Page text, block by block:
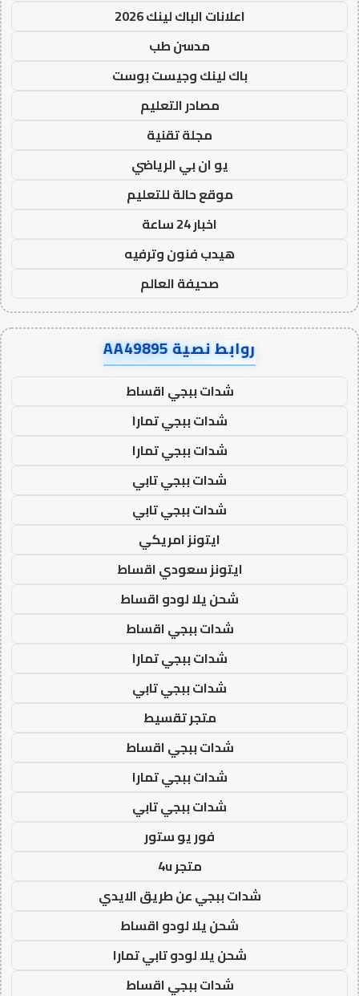
اعلانات الباك لينك 2026
مدسن طب
باك لينك وجيست بوست
مصادر التعليم
مجلة تقنية
يو ان بي الرياضي
موقع حالة للتعليم
اخبار 24 ساعة
هيدب فنون وترفيه
صحيفة العالم
روابط نصية AA49895
شدات ببجي اقساط
شدات ببجي تمارا
شدات ببجي تمارا
شدات ببجي تابي
شدات ببجي تابي
ايتونز امريكي
ايتونز سعودي اقساط
شحن يلا لودو اقساط
شدات ببجي اقساط
شدات ببجي تمارا
شدات ببجي تابي
متجر تقسيط
شدات ببجي اقساط
شدات ببجي تمارا
شدات ببجي تابي
فور يو ستور
متجر 4u
شدات ببجي عن طريق الايدي
شحن يلا لودو اقساط
شحن يلا لودو تابي تمارا
شدات ببجي اقساط